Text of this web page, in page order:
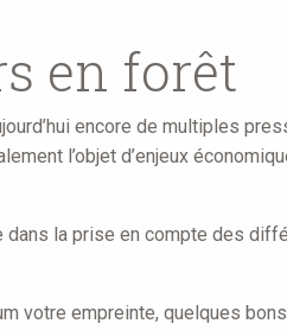
en forêt
encore de multiples
l’objet d’enjeux
dans la prise en compte des
votre empreinte, quelques bons